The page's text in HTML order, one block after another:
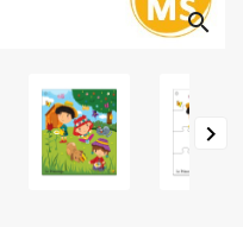
search
